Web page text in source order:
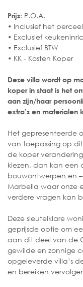
Prijs: P.O.A.
• Inclusief het perceel
• Exclusief
• Exclusief BTW
• KK - Kosten Koper
Deze villa wordt op
koper in staat is het
aan zijn/haar
extra’s en materialen
Het gepresenteerde
van toepassing op
de koper
kiezen, dan kan een
bouwontwerpen en
Marbella waar onze
verdere vragen kan
Deze sleutelklare
geprijsde optie om
aan dit deel van de
gewilde en zonnige
opgeleverde villa’s
en bereiken